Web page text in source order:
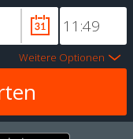
Weitere Optionen